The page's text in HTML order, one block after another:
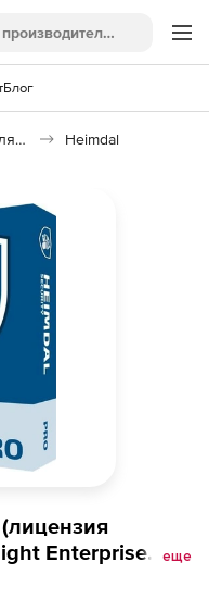
Блог
Программы для защиты информации Heimdal
Enterprise
еще